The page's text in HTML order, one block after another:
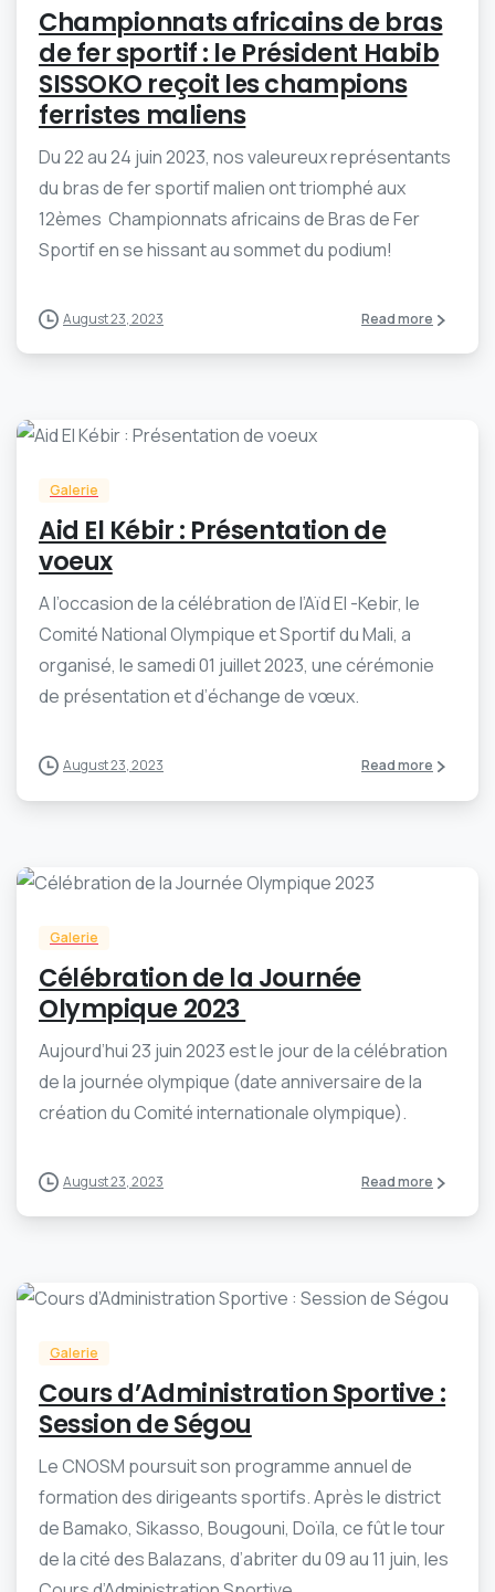
Championnats africains de bras
de fer sportif : le Président Habib
SISSOKO reçoit les champions
ferristes maliens
Du 22 au 24 juin 2023, nos valeureux représentants
du bras de fer sportif malien ont triomphé aux
12èmes Championnats africains de Bras de Fer
Sportif en se hissant au sommet du podium!
August 23, 2023 Read more
Galerie
Aid El Kébir : Présentation de
voeux
A l’occasion de la célébration de l’Aïd El -Kebir, le
Comité National Olympique et Sportif du Mali, a
organisé, le samedi 01 juillet 2023, une cérémonie
de présentation et d’échange de vœux.
August 23, 2023 Read more
Galerie
Célébration de la Journée
Olympique 2023
Aujourd’hui 23 juin 2023 est le jour de la célébration
de la journée olympique (date anniversaire de la
création du Comité internationale olympique).
August 23, 2023 Read more
Galerie
Cours d’Administration Sportive :
Session de Ségou
Le CNOSM poursuit son programme annuel de
formation des dirigeants sportifs. Après le district
de Bamako, Sikasso, Bougouni, Doïla, ce fût le tour
de la cité des Balazans, d’abriter du 09 au 11 juin, les